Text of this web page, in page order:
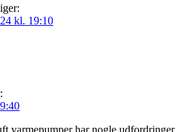
kl. 19:10
varmepumper har nogle udfordringer,